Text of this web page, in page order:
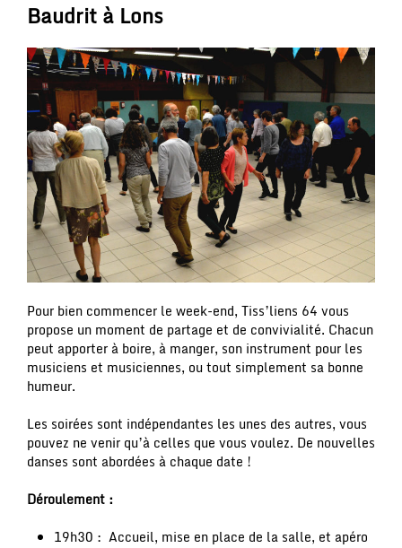
Baudrit à Lons
Pour bien commencer le week-end, Tiss’liens 64 vous
propose un moment de partage et de convivialité. Chacun
peut apporter à boire, à manger, son instrument pour les
musiciens et musiciennes, ou tout simplement sa bonne
humeur.
Les soirées sont indépendantes les unes des autres, vous
pouvez ne venir qu’à celles que vous voulez. De nouvelles
danses sont abordées à chaque date !
Déroulement :
19h30 : Accueil, mise en place de la salle, et apéro